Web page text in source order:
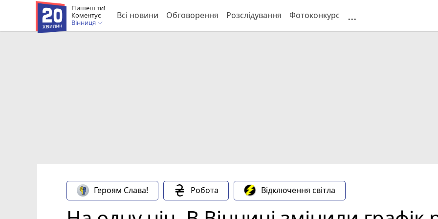
Пишеш ти!
Коментує
Вінниця
Всі новини Обговорення Розслідування Фотоконкурс ...
Героям Слава! Робота Відключення світла